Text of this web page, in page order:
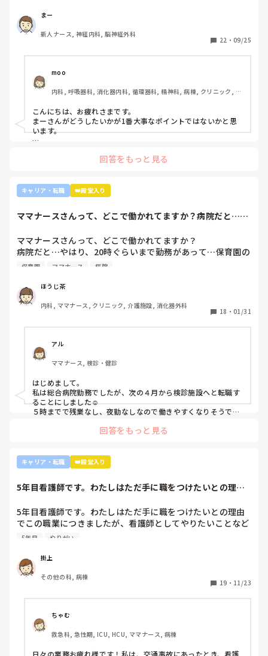
からの人間関係は良好です。
ですが、異動してから薬剤に関するインシデントを4件ほど
起こし、優先順位や多重課題ができていないのでは？という
い』『一人を持って看護のつながりを持って』ということで
受け持ち1人になりました。
複数受け持ちに戻るよう、1ヶ月間1年目のように勉強したり
と業務に臨んできました。
そして最近師長さんに『君は病棟勤務よりも外来とか健診セ
ンターとかのほうがいいのでは？ウチの部署もスタッフが足
りないから育てる余裕が足りない。前向きに捉えて看護師は
いろんな働き方あるよ』と部署は決まってませんが、異動確
り、看護のつながりが無かったことは自分でも反省していま
すし、今後成長させていきたいなと思っています。
いないです。
るかな？』『自分ならそこまでされたら辞めるよ』とのこ
と。
師長さんの言ってることも確かに理解できますが
てないですし、病棟での臨床経験を積んで学んでいきたいと
気持ちがあります。
・転職する
まー
新人ナース, 神経内科, 脳神経外科
22 ・ 09/25
moo
内科, 呼吸器科, 消化器内科, 循環器科, 精神科, 病棟, クリニック, リ
こんにちは、お疲れさまです。
まーさんがどうしたいかが1番大事なポイントではないかと思
います。
アややることが多くて忙しくても、人間関係は良好でも、どう
外来や検診センターは、また病棟とは全然違う業務になるの
で、病棟での臨床経験を積みたい気持ちがあるのであれば、ご
きな病院だとどうしても異動で行きたくない場所に行かされて
病院も規模やいろいろ取り組んでいることが違うので、探して
みるとおもしろいですよ。ただ、転職するなら3年は基礎をつ
けてもいいのかなと思います。中途採用は即戦力を期待されま
回答をもっと見る
キャリア・転職 👑殿堂入り
ママナースさんって、どこで働かれてますか？病院だと…や
ママナースさんって、どこで働かれてますか？
病院だと…やはり、20時ぐらいまで勤務があって…保育園の
お迎えが間に合わないことが多くて…
保育園 ママナース 病院
ほうじ茶
内科, ママナース, クリニック, 介護施設, 消化器外科
18 ・ 01/31
アル
ママナース, 検診・健診
はじめまして。
私は総合病院勤務でしたが、次の４月から検診施設へと転職す
ることにしました☺️
５時までで残業なし、夜勤なしなので働きやすくなりそうです
回答をもっと見る
キャリア・転職 👑殿堂入り
5年目看護師です。わたしはただ手に職をつけたいとの理由
5年目看護師です。わたしはただ手に職をつけたいとの理由
でこの職業につきましたが、看護師としてやりたいことなど
あまり考えたことがなく、ただ言われたことをやっているよ
続けてしまっています。
みなさんはどういったきっかけで看護師を目指したり、今の
科についていたりしますか？
笑
5年目 やりがい
掛上
その他の科, 病棟
19 ・ 11/23
ちゃむ
救急科, 急性期, ICU, HCU, ママナース, 病棟
日々の業務お疲れ様です！私は、交通事故にあったとき、看護